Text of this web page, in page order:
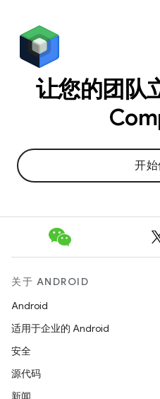
让您的团队
开
关于 ANDROID
Android
适用于企业的 Android
安全
源代码
新闻